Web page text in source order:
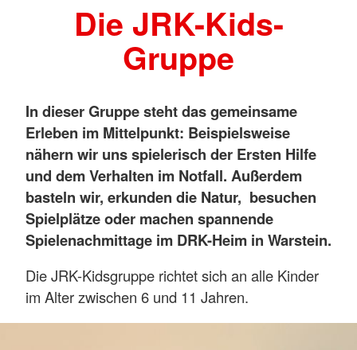
Die JRK-Kids-
Gruppe
In dieser Gruppe steht das gemeinsame
Erleben im Mittelpunkt: Beispielsweise
nähern wir uns spielerisch der Ersten Hilfe
und dem Verhalten im Notfall. Außerdem
basteln wir, erkunden die Natur, besuchen
Spielplätze oder machen spannende
Spielenachmittage im DRK-Heim in Warstein.
Die JRK-Kidsgruppe richtet sich an alle Kinder
im Alter zwischen 6 und 11 Jahren.